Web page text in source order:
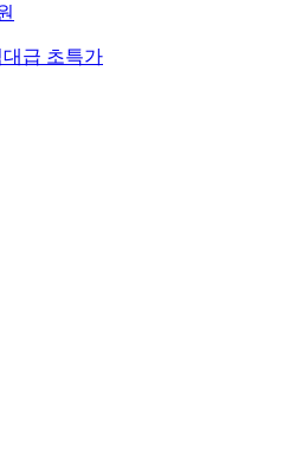
급 초특가